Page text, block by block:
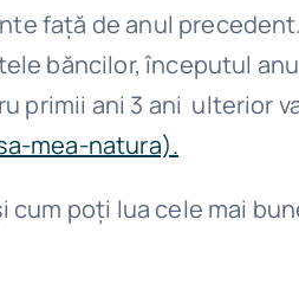
față de anul
băncilor, începutul
ani 3 ani ulterior
mea-natura).
poți lua cele mai